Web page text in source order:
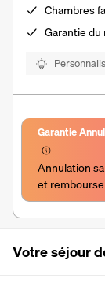
Chambres
Garantie
Garantie
Annulation
et
Votre séjour